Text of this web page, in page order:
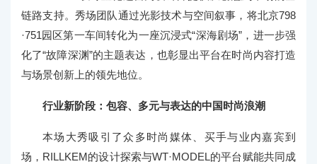
链路支持。秀场团队通过光影技术与空间叙事，将北京798
·751园区第一车间转化为一座沉浸式“深海剧场”，进一步强
化了“故障深渊”的主题表达，也彰显出平台在时尚内容打造
与场景创新上的领先地位。
行业新阶段：包容、多元与表达的中国时尚浪潮
本场大秀吸引了众多时尚媒体、买手与业内嘉宾到
场，RILLKEM的设计探索与WT·MODEL的平台赋能共同成